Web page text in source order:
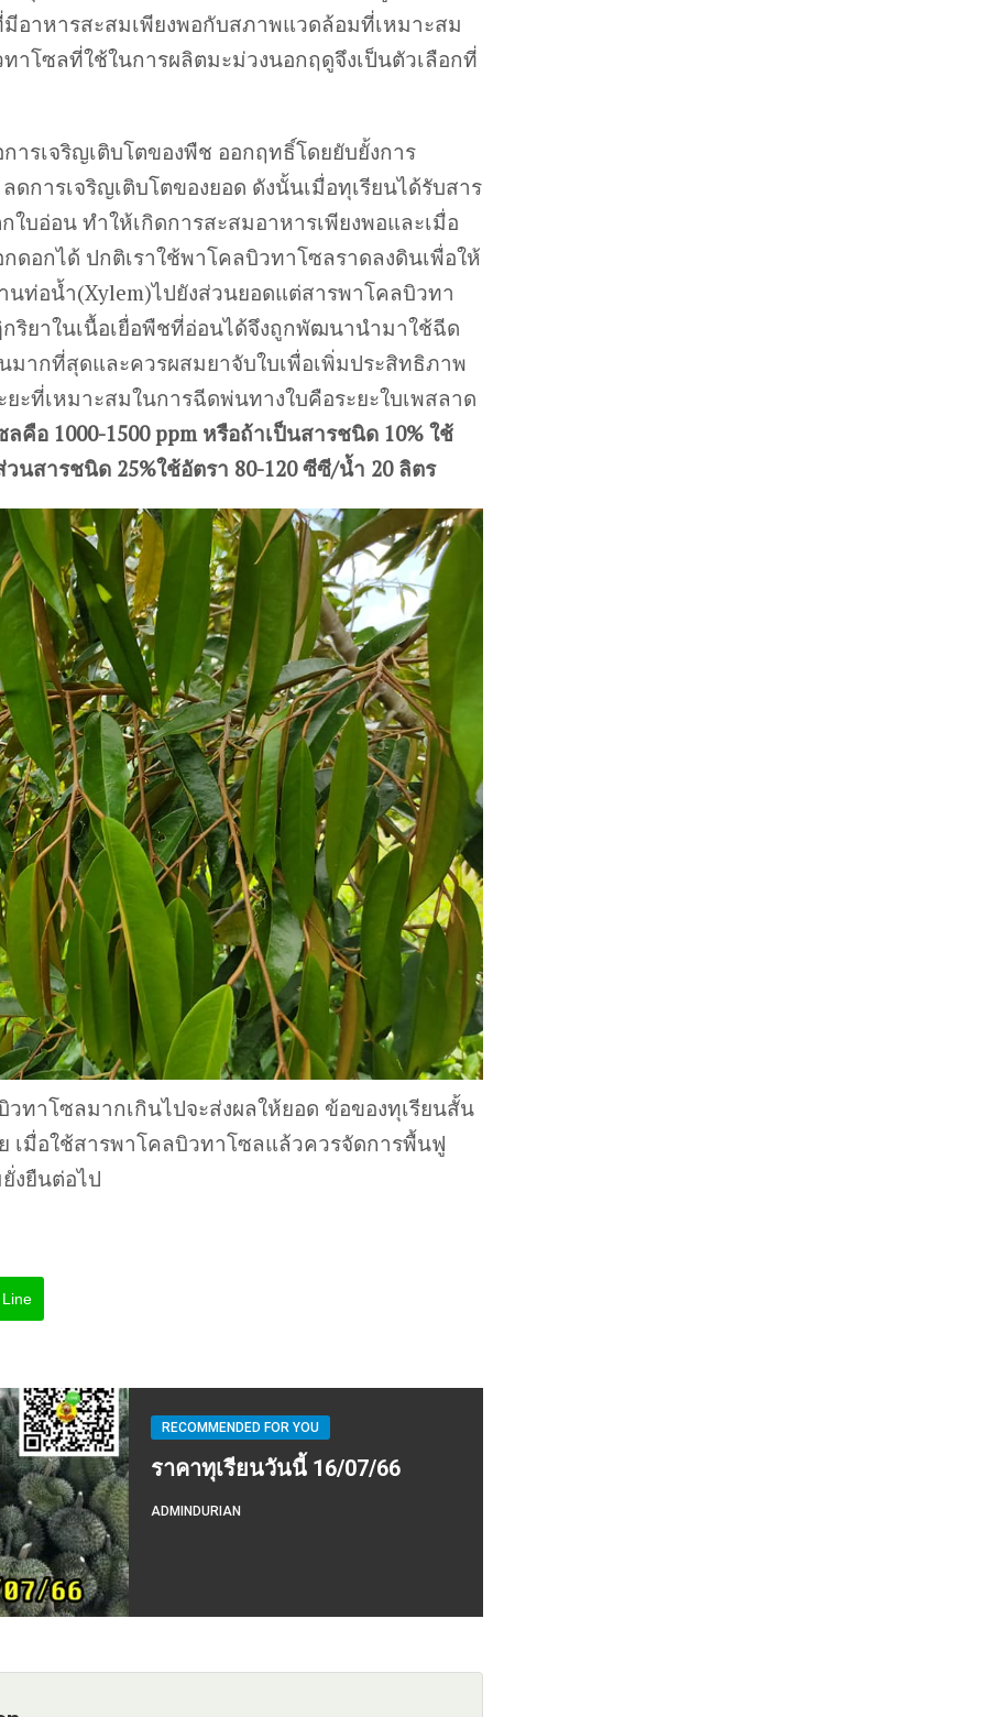
าหารสะสมเพียงพอกับสภาพแวดล้อมที่เหมาะสม
าโซลที่ใช้ในการผลิตมะม่วงนอกฤดูจึงเป็นตัวเลือกที่
ารเจริญเติบโตของพืช ออกฤทธิ์โดยยับยั้งการ
ดการเจริญเติบโตของยอด ดังนั้นเมื่อทุเรียนได้รับสาร
บอ่อน ทำให้เกิดการสะสมอาหารเพียงพอและเมื่อ
ดอกได้ ปกติเราใช้พาโคลบิวทาโซลราดลงดินเพื่อให้
ท่อน้ำ(Xylem)ไปยังส่วนยอดแต่สารพาโคลบิวทา
ริยาในเนื้อเยื่อพืชที่อ่อนได้จึงถูกพัฒนานำมาใช้ฉีด
ากที่สุดและควรผสมยาจับใบเพื่อเพิ่มประสิทธิภาพ
ะที่เหมาะสมในการฉีดพ่นทางใบคือระยะใบเพสลาด
คือ 1000-1500 ppm หรือถ้าเป็นสารชนิด 10% ใช้
นสารชนิด 25%ใช้อัตรา 80-120 ซีซี/น้ำ 20 ลิตร
วทาโซลมากเกินไปจะส่งผลให้ยอด ข้อของทุเรียนสั้น
เมื่อใช้สารพาโคลบิวทาโซลแล้วควรจัดการพื้นฟู
งยืนต่อไป
Line
RECOMMENDED FOR YOU
ราคาทุเรียนวันนี้ 16/07/66
ADMINDURIAN